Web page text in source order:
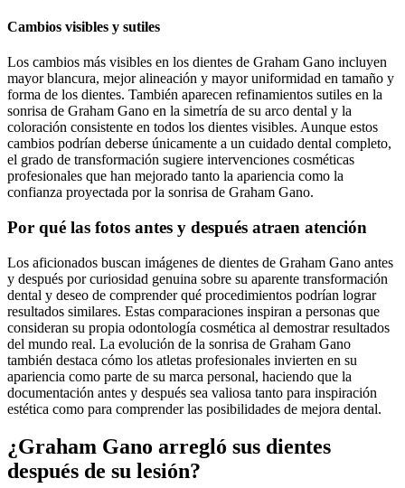
Cambios visibles y sutiles
Los cambios más visibles en los dientes de Graham Gano incluyen
mayor blancura, mejor alineación y mayor uniformidad en tamaño y
forma de los dientes. También aparecen refinamientos sutiles en la
sonrisa de Graham Gano en la simetría de su arco dental y la
coloración consistente en todos los dientes visibles. Aunque estos
cambios podrían deberse únicamente a un cuidado dental completo,
el grado de transformación sugiere intervenciones cosméticas
profesionales que han mejorado tanto la apariencia como la
confianza proyectada por la sonrisa de Graham Gano.
Por qué las fotos antes y después atraen atención
Los aficionados buscan imágenes de dientes de Graham Gano antes
y después por curiosidad genuina sobre su aparente transformación
dental y deseo de comprender qué procedimientos podrían lograr
resultados similares. Estas comparaciones inspiran a personas que
consideran su propia odontología cosmética al demostrar resultados
del mundo real. La evolución de la sonrisa de Graham Gano
también destaca cómo los atletas profesionales invierten en su
apariencia como parte de su marca personal, haciendo que la
documentación antes y después sea valiosa tanto para inspiración
estética como para comprender las posibilidades de mejora dental.
¿Graham Gano arregló sus dientes
después de su lesión?